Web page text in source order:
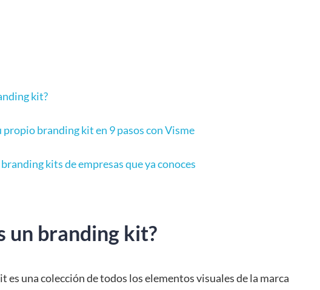
kit?
propio branding kit en 9 pasos con Visme
kits de empresas que ya conoces
un branding kit?
es una colección de todos los elementos visuales de la marca